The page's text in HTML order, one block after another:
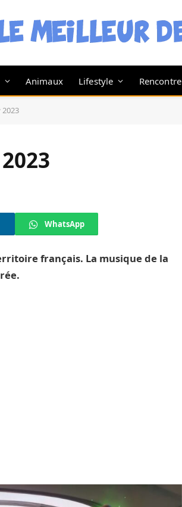
Animaux Lifestyle Rencontre
WhatsApp
français. La musique de la